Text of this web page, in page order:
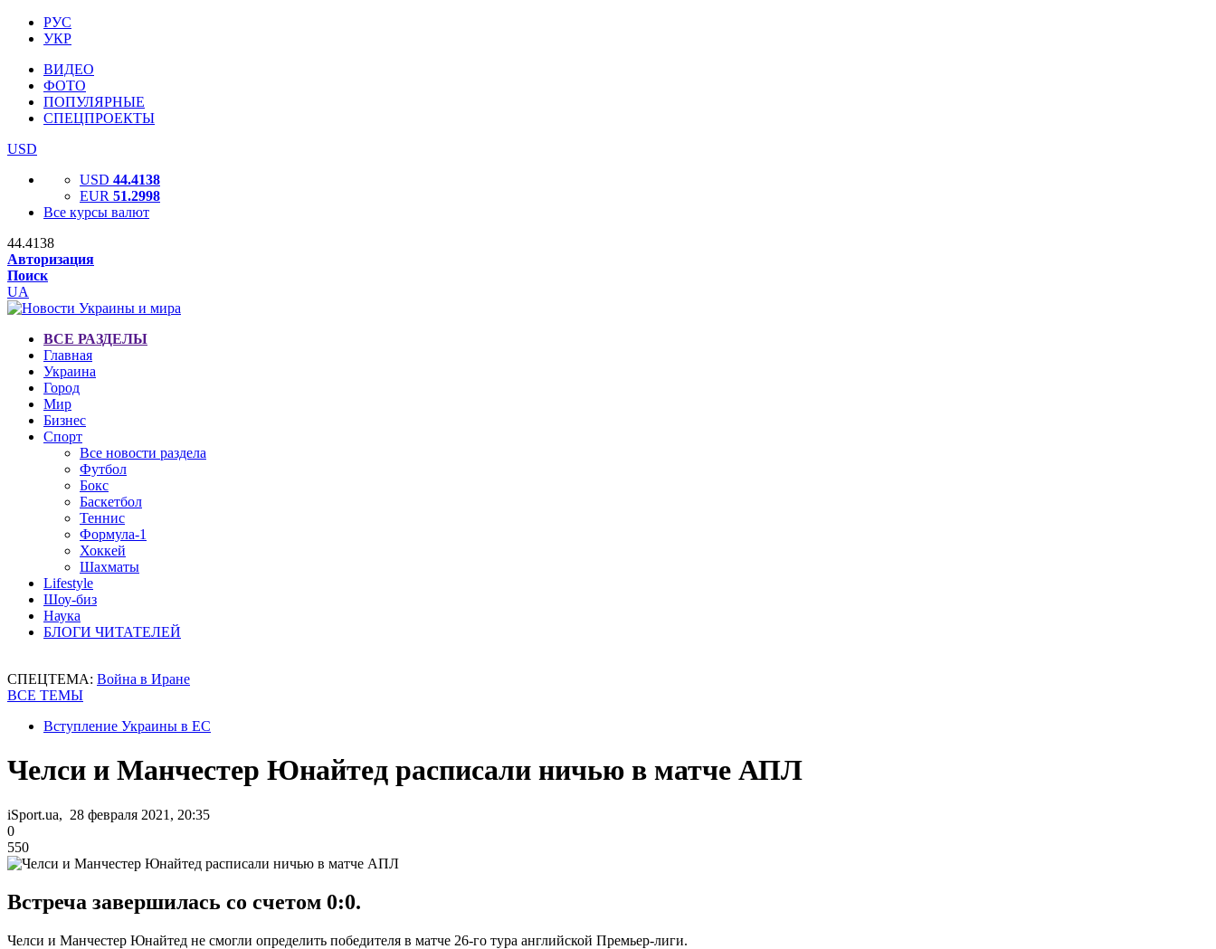
РУС
УКР
ВИДЕО
ФОТО
ПОПУЛЯРНЫЕ
СПЕЦПРОЕКТЫ
USD
USD 44.4138
EUR 51.2998
Все курсы валют
44.4138
Авторизация
Поиск
UA
ВСЕ РАЗДЕЛЫ
Главная
Украина
Город
Мир
Бизнес
Спорт
Все новости раздела
Футбол
Бокс
Баскетбол
Теннис
Формула-1
Хоккей
Шахматы
Lifestyle
Шоу-биз
Наука
БЛОГИ ЧИТАТЕЛЕЙ
СПЕЦТЕМА: Война в Иране
ВСЕ ТЕМЫ
Вступление Украины в ЕС
Челси и Манчестер Юнайтед расписали ничью в матче АПЛ
iSport.ua, 28 февраля 2021, 20:35
0
550
Встреча завершилась со счетом 0:0.
Челси и Манчестер Юнайтед не смогли определить победителя в матче 26-го тура английской Премьер-лиги.